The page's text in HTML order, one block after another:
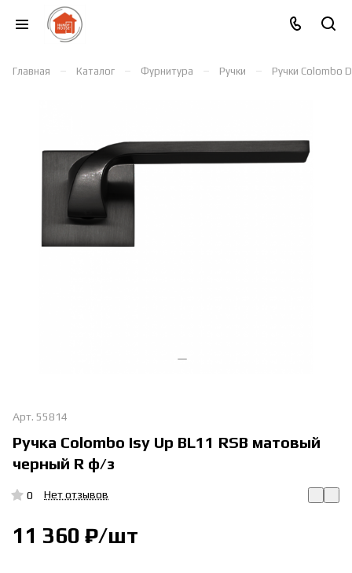
Главная – Каталог – Фурнитура – Ручки – Ручки Colombo
Арт. 55814
Ручка Colombo Isy Up BL11 RSB матовый
черный R ф/з
0 Нет отзывов
11 360 ₽/шт